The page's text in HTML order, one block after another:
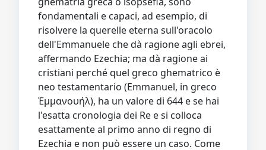
fondamentali e capaci, ad esempio, di
risolvere la querelle eterna sull'oracolo
dell'Emmanuele che dà ragione agli ebrei,
affermando Ezechia; ma dà ragione ai
cristiani perché quel greco ghematrico è
neo testamentario (Emmanuel, in greco
Ἐμμανουήλ), ha un valore di 644 e se hai
l'esatta cronologia dei Re e si colloca
esattamente al primo anno di regno di
Ezechia e non può essere un caso. Come